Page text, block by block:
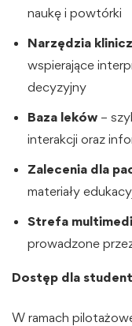
naukę i powtórki
Narzędzia
wspierające
decyzyjny
Baza leków –
interakcji oraz
Zalecenia dla
materiały
Strefa
prowadzone
Dostęp dla
W ramach